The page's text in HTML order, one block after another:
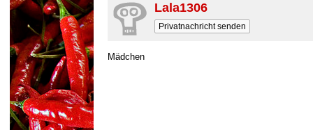
Lala1306
Privatnachricht senden
Mädchen